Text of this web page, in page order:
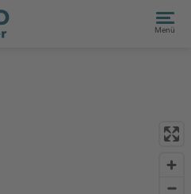
Menü